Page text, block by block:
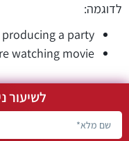
לדוגמה:
producing a party
watching movie
לשיעור